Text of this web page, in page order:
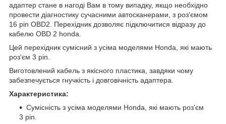
адаптер стане в нагоді Вам в тому випадку, якщо необхідно
провести діагностику сучасними автосканерами, з роз'ємом
16 pin OBD2. Перехідник дозволяє підключитися відразу до
кабелю OBD 2 honda.
Цей перехідник сумісний з усіма моделями Honda, які мають
роз'єм 3 pin.
Виготовлений кабель з якісного пластика, завдяки чому
забезпечується гнучкість і довговічність адаптера.
Характеристика:
Сумісність з усіма моделями Honda, які мають роз'єм
3 pin.